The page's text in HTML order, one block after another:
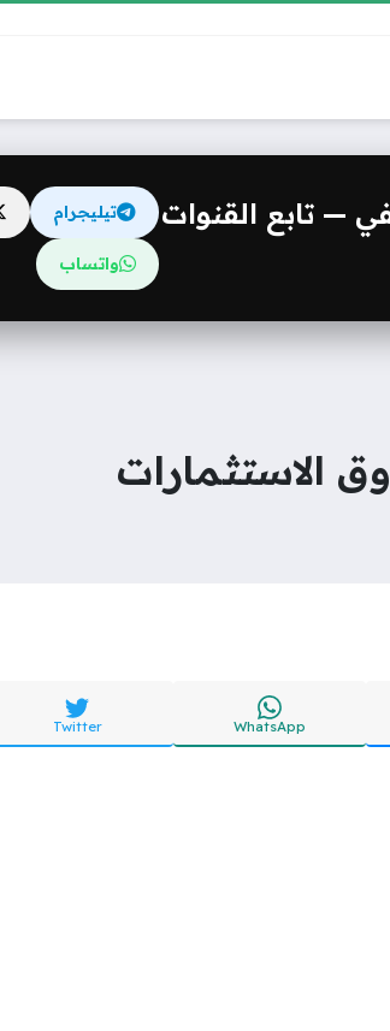
— تابع القنوات
تيليجرام
واتساب
الاستثمارات
WhatsApp
Twitter